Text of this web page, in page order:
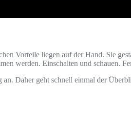
Vorteile liegen auf der Hand. Sie
werden. Einschalten und schauen.
Daher geht schnell einmal der